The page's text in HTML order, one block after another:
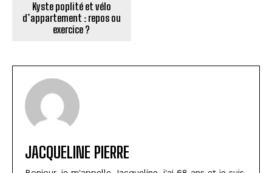
Kyste poplité et vélo
d’appartement : repos ou
exercice ?
JACQUELINE PIERRE